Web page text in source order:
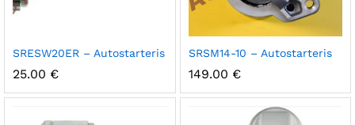
SRESW20ER – Autostarteris
25.00 €
SRSM14-10 – Autostarteris
149.00 €